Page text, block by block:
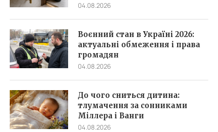
04.08.2026
Воєнний стан в Україні 2026:
актуальні обмеження і права
громадян
04.08.2026
До чого сниться дитина:
тлумачення за сонниками
Міллера і Ванги
04.08.2026